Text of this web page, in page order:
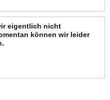
eigentlich nicht
können wir leider